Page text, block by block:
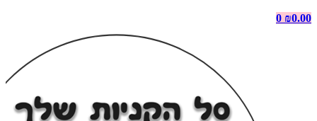
₪0.00
0